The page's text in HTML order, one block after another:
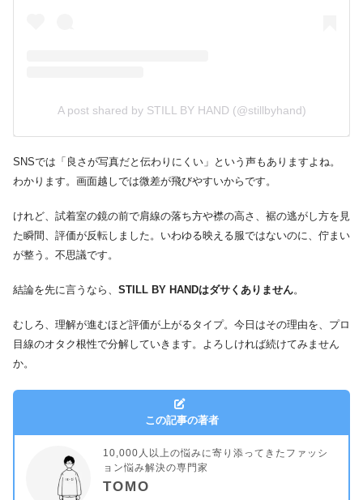
A post shared by STILL BY HAND (@stillbyhand)
SNSでは「良さが写真だと伝わりにくい」という声もありますよね。
わかります。画面越しでは微差が飛びやすいからです。
けれど、試着室の鏡の前で肩線の落ち方や襟の高さ、裾の逃がし方を見
た瞬間、評価が反転しました。いわゆる映える服ではないのに、佇まい
が整う。不思議です。
結論を先に言うなら、 STILL BY HANDはダサくありません。
むしろ、理解が進むほど評価が上がるタイプ。今日はその理由を、プロ
目線のオタク根性で分解していきます。よろしければ続けてみません
か。
この記事の著者
10,000人以上の悩みに寄り添ってきたファッシ
ョン悩み解決の専門家
TOMO